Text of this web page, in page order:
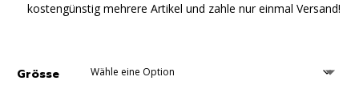
kostengünstig mehrere Artikel und zahle nur einmal Versand!
Grösse